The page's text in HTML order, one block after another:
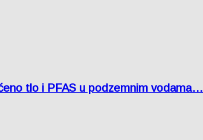
tlo i PFAS u podzemnim vodama…